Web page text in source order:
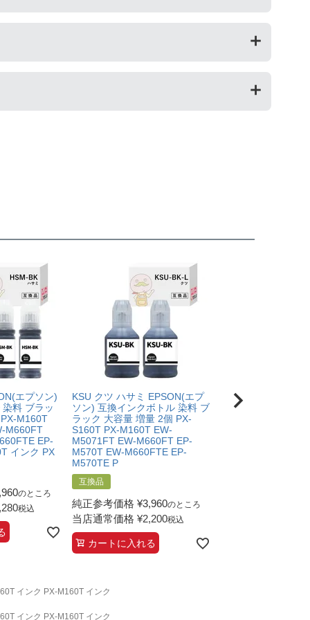
エプソン)
料 ブラッ
M160T
M660FT
EP-
インク PX
のところ
税込
KSU クツ ハサミ EPSON(エプ
ソン) 互換インクボトル 染料 ブ
ラック 大容量 増量 2個 PX-
S160T PX-M160T EW-
M5071FT EW-M660FT EP-
M570T EW-M660FTE EP-
M570TE P
互換品
純正参考価格 ¥3,960のところ
当店通常価格 ¥2,200税込
カートに入れる
HSM ハサミ
互換インクボトル
インク PX-M160T インク
インク PX-M160T インク